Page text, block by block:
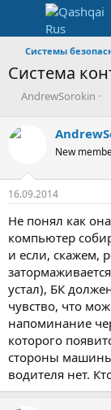
Системы
Система
А
о
е
м
AndrewSorokin
New
16.09.2014
Не понял как
компьютер
и если, скажем,
устал), БК
чувство, что
напоминание
которого
стороны
водителя нет.